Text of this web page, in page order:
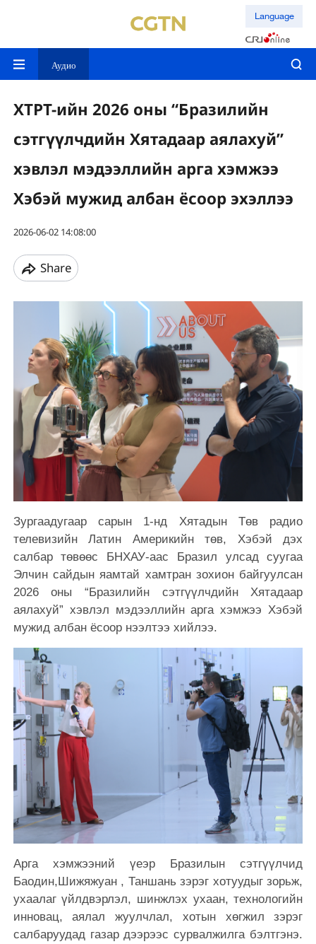
Language
Аудио
ХТРТ-ийн 2026 оны “Бразилийн
сэтгүүлчдийн Хятадаар аялахуй”
хэвлэл мэдээллийн арга хэмжээ
Хэбэй мужид албан ёсоор эхэллээ
2026-06-02 14:08:00
Share
Зургаадугаар сарын 1-нд Хятадын Төв радио
телевизийн Латин Америкийн төв, Хэбэй дэх
салбар төвөөс БНХАУ-аас Бразил улсад суугаа
Элчин сайдын яамтай хамтран зохион байгуулсан
2026 оны “Бразилийн сэтгүүлчдийн Хятадаар
аялахуй” хэвлэл мэдээллийн арга хэмжээ Хэбэй
мужид албан ёсоор нээлтээ хийлээ.
Арга хэмжээний үеэр Бразилын сэтгүүлчид
Баодин,Шижяжуан , Таншань зэрэг хотуудыг зорьж,
ухаалаг үйлдвэрлэл, шинжлэх ухаан, технологийн
инновац, аялал жуулчлал, хотын хөгжил зэрэг
салбаруудад газар дээрээс сурвалжилга бэлтгэнэ.